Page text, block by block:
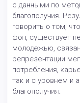
с данными по
благополучия.
говорить о том,
фон, существует
молодежью,
репрезентации
потребления,
так и с уровнем и
благополучия.